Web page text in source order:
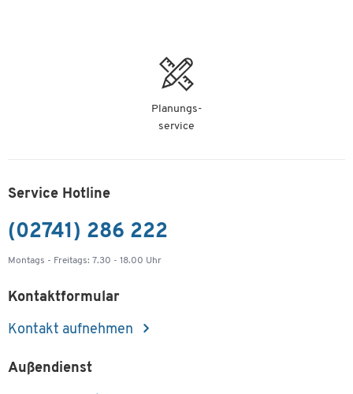
Planungs-
service
Service Hotline
(02741) 286 222
Montags - Freitags: 7.30 - 18.00 Uhr
Kontaktformular
Kontakt aufnehmen
Außendienst